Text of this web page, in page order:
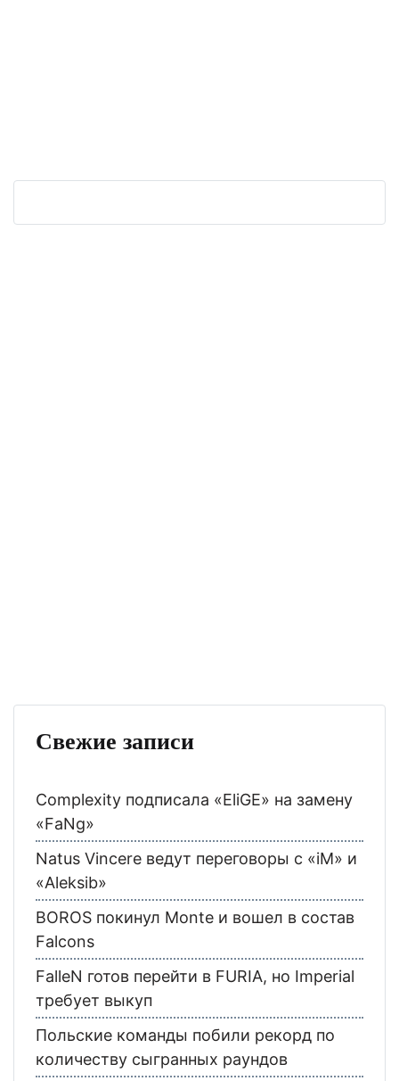
Свежие записи
Complexity подписала «EliGE» на замену
«FaNg»
Natus Vincere ведут переговоры с «iM» и
«Aleksib»
BOROS покинул Monte и вошел в состав
Falcons
FalleN готов перейти в FURIA, но Imperial
требует выкуп
Польские команды побили рекорд по
количеству сыгранных раундов